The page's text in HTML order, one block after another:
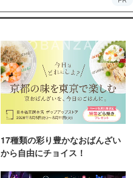
17種類の彩り豊かなおばんざい
から自由にチョイス！